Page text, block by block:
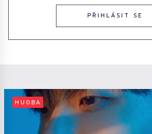
PŘIHLÁSIT SE
HUDBA